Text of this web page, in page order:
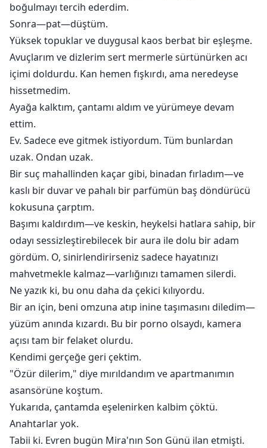
boğulmayı tercih ederdim.
Sonra—pat—düştüm.
Yüksek topuklar ve duygusal kaos berbat bir eşleşme.
Avuçlarım ve dizlerim sert mermerle sürtünürken acı
içimi doldurdu. Kan hemen fışkırdı, ama neredeyse
hissetmedim.
Ayağa kalktım, çantamı aldım ve yürümeye devam
ettim.
Ev. Sadece eve gitmek istiyordum. Tüm bunlardan
uzak. Ondan uzak.
Bir suç mahallinden kaçar gibi, binadan fırladım—ve
kaslı bir duvar ve pahalı bir parfümün baş döndürücü
kokusuna çarptım.
Başımı kaldırdım—ve keskin, heykelsi hatlara sahip, bir
odayı sessizleştirebilecek bir aura ile dolu bir adam
gördüm. O, sinirlendirirseniz sadece hayatınızı
mahvetmekle kalmaz—varlığınızı tamamen silerdi.
Ne yazık ki, bu onu daha da çekici kılıyordu.
Bir an için, beni omzuna atıp inine taşımasını diledim—
yüzüm anında kızardı. Bu bir porno olsaydı, kamera
açısı tam bir felaket olurdu.
Kendimi gerçeğe geri çektim.
"Özür dilerim," diye mırıldandım ve apartmanımın
asansörüne koştum.
Yukarıda, çantamda eşelenirken kalbim çöktü.
Anahtarlar yok.
Tabii ki. Evren bugün Mira'nın Son Günü ilan etmişti.